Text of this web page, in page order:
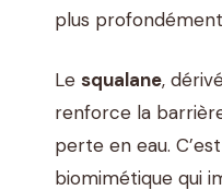
plus
Le squalane,
renforce la
perte en eau.
biomimétique qui